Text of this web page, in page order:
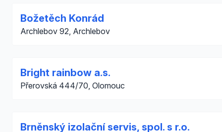
Božetěch Konrád
Archlebov 92, Archlebov
Bright rainbow a.s.
Přerovská 444/70, Olomouc
Brněnský izolační servis, spol. s r.o.